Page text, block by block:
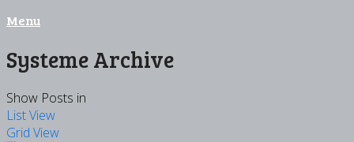
Menu
Systeme Archive
Show Posts in
List View
Grid View